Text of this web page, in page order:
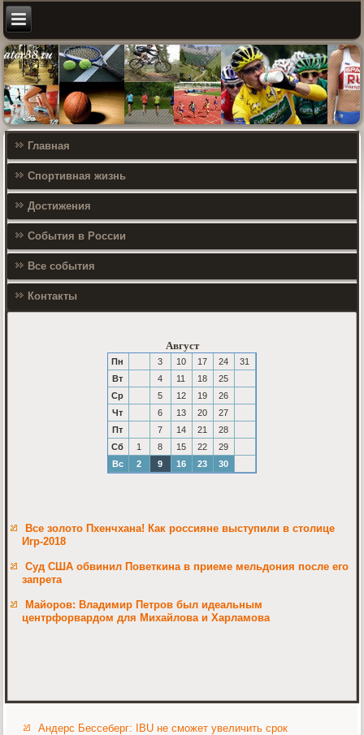
Главная
Спортивная жизнь
Достижения
События в России
Все события
Контакты
Август
Пн 3 10 17 24
31
Вт
4 11 18
25
Ср
5 12 19
26
Чт
6 13 20
27
Пт
7 14 21
28
Сб
1 8 15 22
29
Вс
2 9 16 23 30
Все золото Пхенчхана! Как россияне выступили в столице
Игр-2018
Суд США обвинил Поветкина в приеме мельдония после его
запрета
Майоров: Владимир Петров был идеальным
центрфорвардом для Михайлова и Харламова
Андерс Бессеберг: IBU не сможет увеличить срок